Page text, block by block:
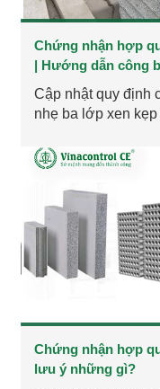
Chứng nhận hợp
| Hướng dẫn công
Cập nhật quy định
nhẹ ba lớp xen kẹp
Chứng nhận hợp
lưu ý những gì?